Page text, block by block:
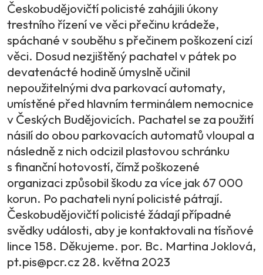
Českobudějovičtí policisté zahájili úkony
trestního řízení ve věci přečinu krádeže,
spáchané v souběhu s přečinem poškození cizí
věci. Dosud nezjištěný pachatel v pátek po
devatenácté hodině úmyslně učinil
nepoužitelnými dva parkovací automaty,
umístěné před hlavním terminálem nemocnice
v Českých Budějovicích. Pachatel se za použití
násilí do obou parkovacích automatů vloupal a
následně z nich odcizil plastovou schránku
s finanční hotovostí, čímž poškozené
organizaci způsobil škodu za více jak 67 000
korun. Po pachateli nyní policisté pátrají.
Českobudějovičtí policisté žádají případné
svědky události, aby je kontaktovali na tísňové
lince 158. Děkujeme. por. Bc. Martina Joklová,
pt.pis@pcr.cz 28. května 2023